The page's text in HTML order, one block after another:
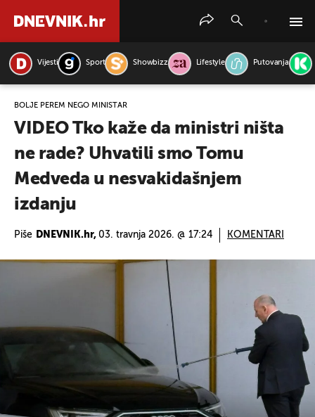
Vijesti Sport Showbizz Lifestyle Putovanja
BOLJE PEREM NEGO MINISTAR
VIDEO Tko kaže da ministri ništa
ne rade? Uhvatili smo Tomu
Medveda u nesvakidašnjem
izdanju
Piše DNEVNIK.hr, 03. travnja 2026. @ 17:24 KOMENTARI
PRETRAŽITE VIJESTI